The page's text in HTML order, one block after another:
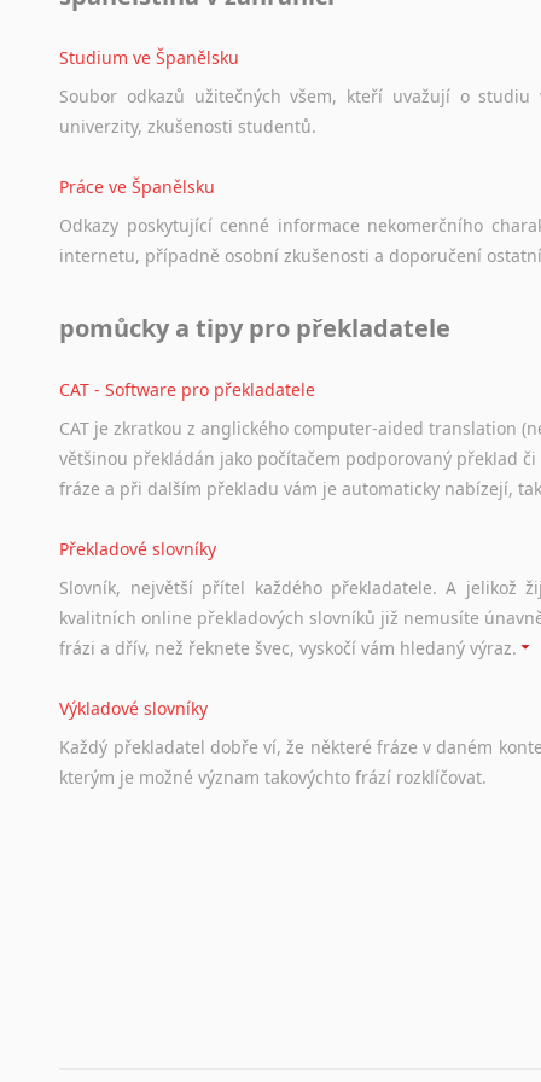
Studium ve Španělsku
Soubor odkazů užitečných všem, kteří uvažují o studiu
univerzity, zkušenosti studentů.
Práce ve Španělsku
Odkazy poskytující cenné informace nekomerčního
internetu, případně osobní zkušenosti a doporučení
pomůcky a tipy pro překladatele
CAT - Software pro překladatele
CAT je zkratkou z anglického computer-aided translation
většinou překládán jako počítačem podporovaný překlad
fráze a při dalším překladu vám je automaticky nabízejí,
Překladové slovníky
Slovník, největší přítel každého překladatele. A jelikož
kvalitních online překladových slovníků již nemusíte
frázi a dřív, než řeknete švec, vyskočí vám hledaný výraz.
Výkladové slovníky
Každý překladatel dobře ví, že některé fráze v daném
kterým je možné význam takovýchto frází rozklíčovat.